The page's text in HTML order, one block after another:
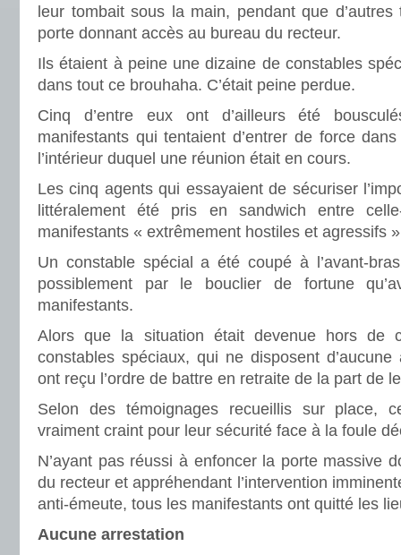
leur tombait sous la main, pendant que
porte donnant accès au bureau du recteur.
Ils étaient à peine une dizaine de constables
dans tout ce brouhaha. C’était peine perdue.
Cinq d’entre eux ont d’ailleurs été
manifestants qui tentaient d’entrer de force
l’intérieur duquel une réunion était en cours.
Les cinq agents qui essayaient de sécuriser
littéralement été pris en sandwich entre
manifestants « extrêmement hostiles et agressifs
Un constable spécial a été coupé à l’avant-
possiblement par le bouclier de fortune
manifestants.
Alors que la situation était devenue hors de
constables spéciaux, qui ne disposent
ont reçu l’ordre de battre en retraite de la part de
Selon des témoignages recueillis sur place,
vraiment craint pour leur sécurité face à la foule
N’ayant pas réussi à enfoncer la porte massive
du recteur et appréhendant l’intervention
anti-émeute, tous les manifestants ont quitté les
Aucune arrestation